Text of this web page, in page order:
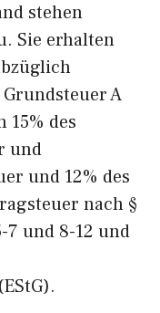
stehen
Sie erhalten
A
15% des
und
und 12% des
nach §
7 und 8-12 und